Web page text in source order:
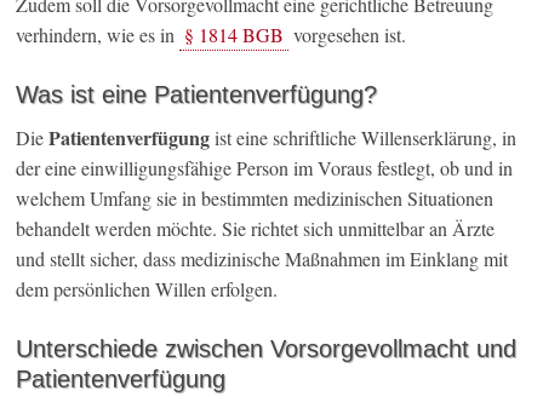
verhindern, wie es in § 1814 BGB vorgesehen ist.
Was ist eine Patientenverfügung?
DiePatientenverfügungist eine schriftliche Willenserklärung, in
der eine einwilligungsfähige Person im Voraus festlegt, ob und in
welchem Umfang sie in bestimmten medizinischen Situationen
behandelt werden möchte. Sie richtet sich unmittelbar an Ärzte
und stellt sicher, dass medizinische Maßnahmen im Einklang mit
dem persönlichen Willen erfolgen.
Unterschiede zwischen Vorsorgevollmacht und
Patientenverfügung